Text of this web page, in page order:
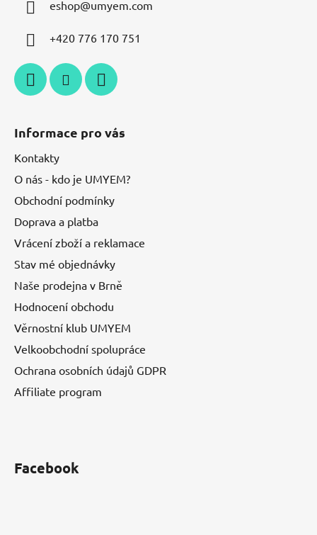
eshop@umyem.com
+420 776 170 751
Informace pro vás
Kontakty
O nás - kdo je UMYEM?
Obchodní podmínky
Doprava a platba
Vrácení zboží a reklamace
Stav mé objednávky
Naše prodejna v Brně
Hodnocení obchodu
Věrnostní klub UMYEM
Velkoobchodní spolupráce
Ochrana osobních údajů GDPR
Affiliate program
Facebook